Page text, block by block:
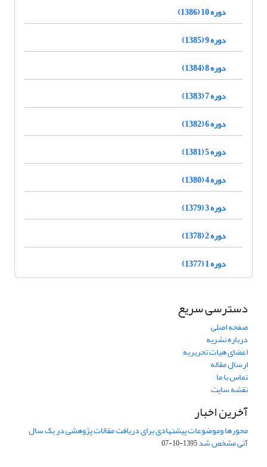
دوره 10 (1386)
دوره 9 (1385)
دوره 8 (1384)
دوره 7 (1383)
دوره 6 (1382)
دوره 5 (1381)
دوره 4 (1380)
دوره 3 (1379)
دوره 2 (1378)
دوره 1 (1377)
دسترسی سریع
صفحه اصلی
درباره نشریه
اعضای هیات تحریریه
ارسال مقاله
تماس با ما
نقشه سایت
آخرین اخبار
محورها وموضوعات پیشنهادی برای دریافت مقالات پژوهشی در یک سال
آتی مشخص شد1395-10-07